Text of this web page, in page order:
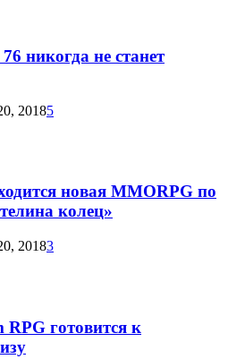
никогда не станет
20185
новая MMORPG по
колец»
20183
RPG готовится к